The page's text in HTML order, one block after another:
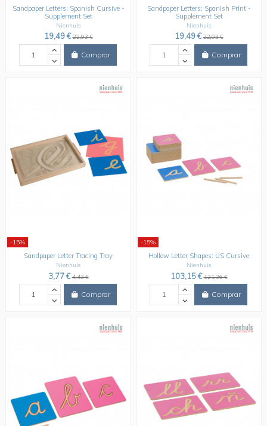
Sandpaper Letters: Spanish Cursive -
Supplement Set
Nienhuis
19,49 €22,93 €
Comprar
Sandpaper Letters: Spanish Print -
Supplement Set
Nienhuis
19,49 €22,93 €
Comprar
-15%
Sandpaper Letter Tracing Tray
Nienhuis
3,77 €4,43 €
Comprar
-15%
Hollow Letter Shapes: US Cursive
Nienhuis
103,15 €121,36 €
Comprar